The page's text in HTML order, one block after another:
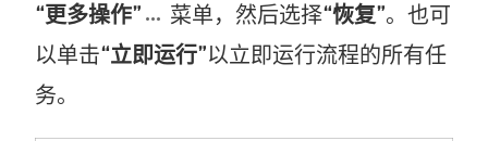
“更多操作”
菜单，然后选择“恢复”。也可
以单击“立即运行”以立即运行流程的所有任
务。